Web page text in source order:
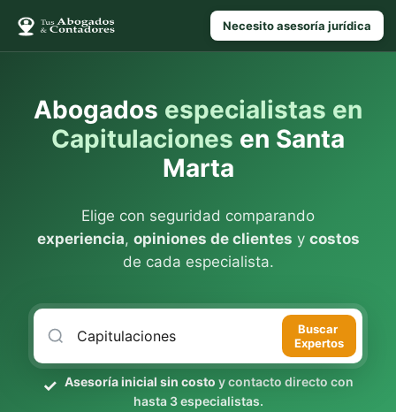
Necesito asesoría jurídica
Abogados especialistas en
Capitulaciones en Santa
Marta
Elige con seguridad comparando
experiencia, opiniones de clientes y costos
de cada especialista.
Buscar
Expertos
Asesoría inicial sin costo y contacto directo con
hasta 3 especialistas.